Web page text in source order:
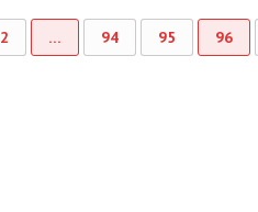
2 … 94 95 96